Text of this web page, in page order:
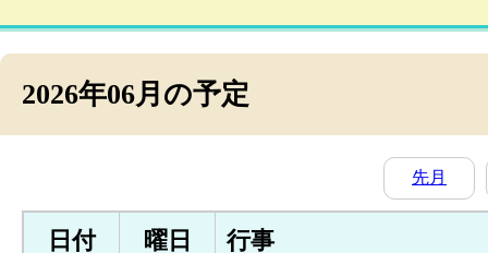
2026年06月の予定
先月
日付 曜日
行事